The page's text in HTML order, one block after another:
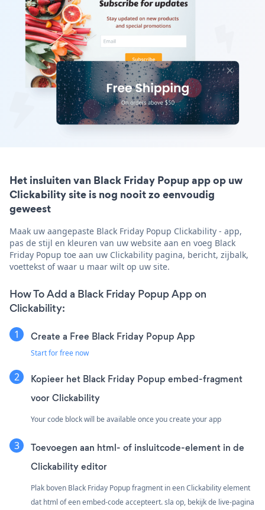
Het insluiten van Black Friday Popup app op uw
Clickability site is nog nooit zo eenvoudig
geweest
Maak uw aangepaste Black Friday Popup Clickability - app,
pas de stijl en kleuren van uw website aan en voeg Black
Friday Popup toe aan uw Clickability pagina, bericht, zijbalk,
voettekst of waar u maar wilt op uw site.
How To Add a Black Friday Popup App on
Clickability:
Create a Free Black Friday Popup App
Start for free now
Kopieer het Black Friday Popup embed-fragment
voor Clickability
Your code block will be available once you create your app
Toevoegen aan html- of insluitcode-element in de
Clickability editor
Plak boven Black Friday Popup fragment in een Clickability element
dat html of een embed-code accepteert. sla op, bekijk de live-pagina